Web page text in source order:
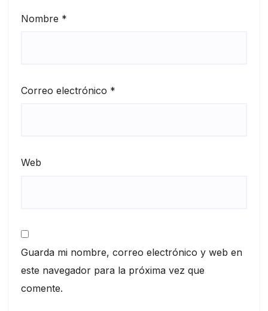
Nombre *
Correo electrónico *
Web
Guarda mi nombre, correo electrónico y web en
este navegador para la próxima vez que
comente.